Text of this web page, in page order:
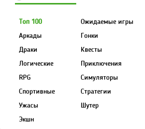
Топ 100
Ожидаемые игры
Аркады
Гонки
Драки
Квесты
Логические
Приключения
RPG
Симуляторы
Спортивные
Стратегии
Ужасы
Шутер
Экшн